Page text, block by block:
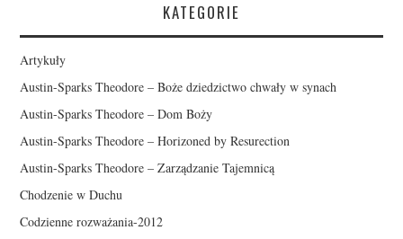
KATEGORIE
Artykuły
Austin-Sparks Theodore – Boże dziedzictwo chwały w synach
Austin-Sparks Theodore – Dom Boży
Austin-Sparks Theodore – Horizoned by Resurection
Austin-Sparks Theodore – Zarządzanie Tajemnicą
Chodzenie w Duchu
Codzienne rozważania-2012